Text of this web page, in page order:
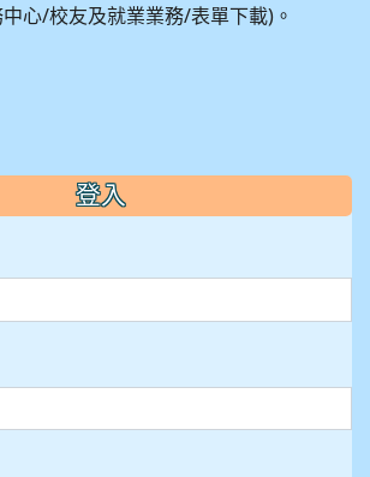
心/校友及就業業務/表單下載)。
登入